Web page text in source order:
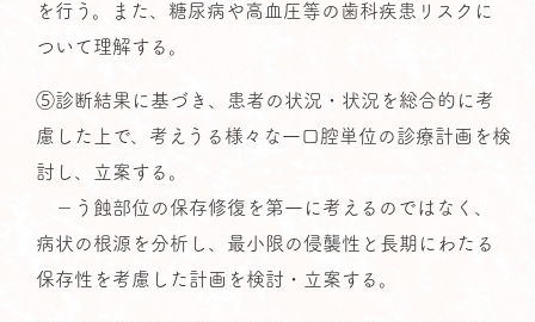
を行う。また、糖尿病や高血圧等の歯科疾患リスクに
ついて理解する。
⑤診断結果に基づき、患者の状況・状況を総合的に考
慮した上で、考えうる様々な一口腔単位の診療計画を検
討し、立案する。
－う蝕部位の保存修復を第一に考えるのではなく、
病状の根源を分析し、最小限の侵襲性と長期にわたる
保存性を考慮した計画を検討・立案する。